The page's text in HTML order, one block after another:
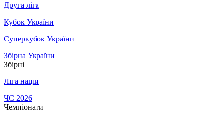
Друга ліга
Кубок України
Суперкубок України
Збірна України
Збірні
Ліга націй
ЧС 2026
Чемпіонати